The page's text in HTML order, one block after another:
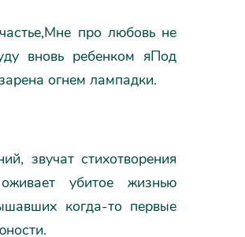
про любовь не
вновь ребенком яПод
огнем лампадки.
звучат стихотворения
убитое жизнью
когда-то первые